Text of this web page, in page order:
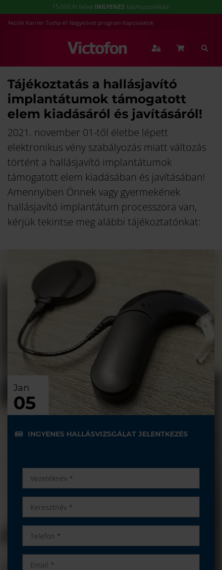
15.000 Ft felett INGYENES házhozszállítás!
Akciók Karrier Tudta-e? Nagykövet program Kapcsolatok
Tájékoztatás a hallásjavító
implantátumok támogatott
elem kiadásáról és javításáról!
2021. november 01-től életbe lépett
elektronikus vény szabályozás miatt változás
történt a hallásjavító implantátumok
támogatott elem kiadásában és javításában!
Amennyiben Önnek vagy gyermekének
hallásjavító implantátum processzora van,
kérjük tekintse meg alábbi tájékoztatónkat:
Jan
05
INGYENES HALLÁSVIZSGÁLAT JELENTKEZÉS